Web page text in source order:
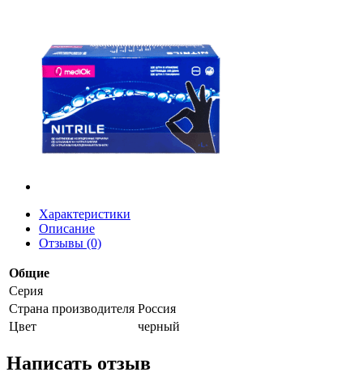
Характеристики
Описание
Отзывы (0)
Общие
Серия
Страна производителя Россия
Цвет
черный
Написать отзыв